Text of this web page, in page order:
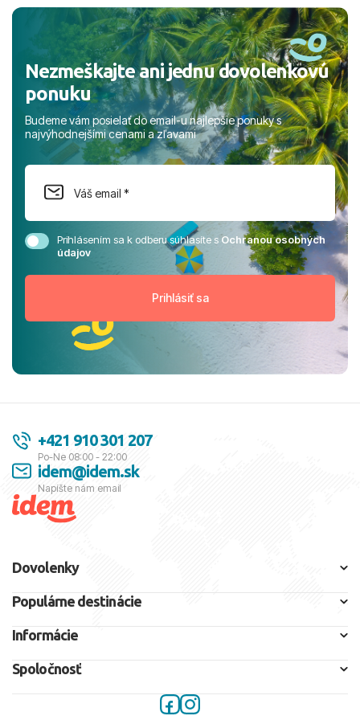
Nezmeškajte ani jednu dovolenkovú
ponuku
Budeme vám posielať do email-u najlepšie ponuky s
najvýhodnejšími cenami a zľavami
Prihlásením sa k odberu súhlasíte sOchranou osobných
údajov
+421 910 301 207
Po-Ne 08:00 - 22:00
idem@idem.sk
Napíšte nám email
Dovolenky
Populárne destinácie
Informácie
Spoločnosť